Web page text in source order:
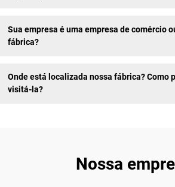
Sua empresa é uma empresa de comércio
fábrica?
Onde está localizada nossa fábrica? Como
visitá-la?
Nossa